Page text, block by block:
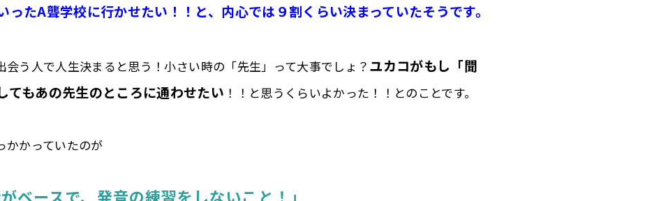
ったA聾学校に行かせたい！！と、内心では９割くらい決まっていたそうです。
う人で人生決まると思う！小さい時の「先生」って大事でしょ？ ユカコがもし「聞
てもあの先生のところに通わせたい ！！と思うくらいよかった！！とのことです。
かかっていたのが
ベースで、発音の練習をしないこと！」